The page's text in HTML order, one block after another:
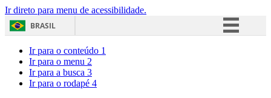
Ir direto para menu de acessibilidade.
BRASIL
Ir para o conteúdo 1
Ir para o menu 2
Ir para a busca 3
Ir para o rodapé 4